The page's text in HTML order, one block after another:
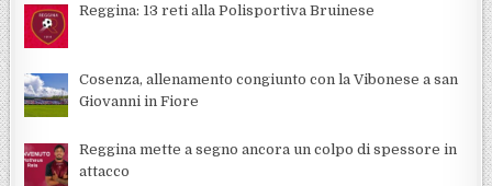
Reggina: 13 reti alla Polisportiva Bruinese
Cosenza, allenamento congiunto con la Vibonese a san
Giovanni in Fiore
Reggina mette a segno ancora un colpo di spessore in
attacco